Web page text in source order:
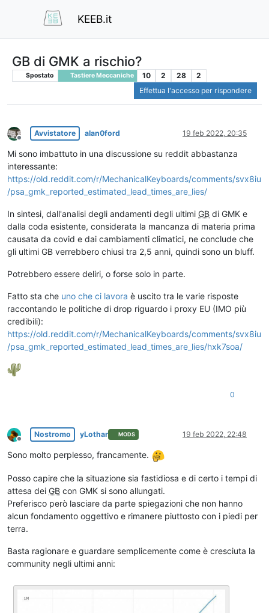
KEEB.it
GB di GMK a rischio?
Spostato Tastiere Meccaniche 10 2 28
2
Effettua l'accesso per rispondere
Non in linea
Avvistatore alan0ford 19 feb 2022, 20:35
Mi sono imbattuto in una discussione su reddit abbastanza
interessante:
https://old.reddit.com/r/MechanicalKeyboards/comments/svx8iu
/psa_gmk_reported_estimated_lead_times_are_lies/
In sintesi, dall'analisi degli andamenti degli ultimi GB di GMK e
dalla coda esistente, considerata la mancanza di materia prima
causata da covid e dai cambiamenti climatici, ne conclude che
gli ultimi GB verrebbero chiusi tra 2,5 anni, quindi sono un bluff.
Potrebbero essere deliri, o forse solo in parte.
Fatto sta che uno che ci lavora è uscito tra le varie risposte
raccontando le politiche di drop riguardo i proxy EU (IMO più
credibili):
https://old.reddit.com/r/MechanicalKeyboards/comments/svx8iu
/psa_gmk_reported_estimated_lead_times_are_lies/hxk7soa/
0
Non in linea
Nostromo yLothar MODS 19 feb 2022, 22:48
Sono molto perplesso, francamente.
Posso capire che la situazione sia fastidiosa e di certo i tempi di
attesa dei GB con GMK si sono allungati.
Preferisco però lasciare da parte spiegazioni che non hanno
alcun fondamento oggettivo e rimanere piuttosto con i piedi per
terra.
Basta ragionare e guardare semplicemente come è cresciuta la
community negli ultimi anni: